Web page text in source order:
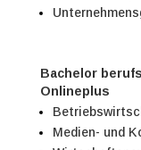
Bachelor
Onlineplus
Medien- und